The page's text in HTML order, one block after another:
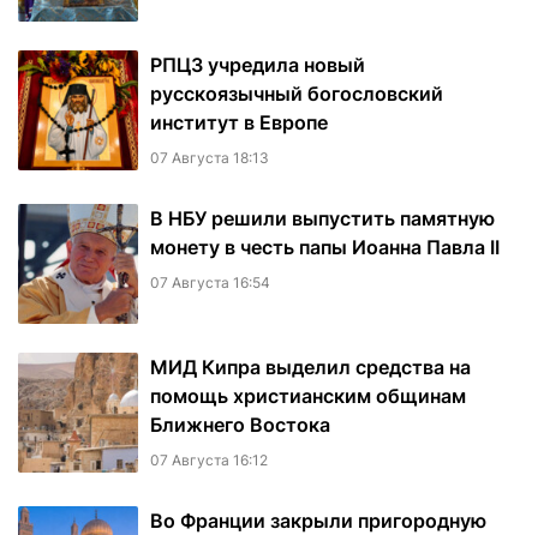
РПЦЗ учредила новый
русскоязычный богословский
институт в Европе
07 Августа 18:13
В НБУ решили выпустить памятную
монету в честь папы Иоанна Павла II
07 Августа 16:54
МИД Кипра выделил средства на
помощь христианским общинам
Ближнего Востока
07 Августа 16:12
Во Франции закрыли пригородную